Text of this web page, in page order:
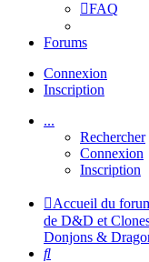
FAQ
Forums
Connexion
Inscription
...
Rechercher
Connexion
Inscription
Accueil du
de D&D et
Donjons &
Rechercher